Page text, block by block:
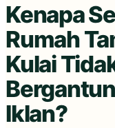
Kenapa
Rumah
Kulai
Iklan?